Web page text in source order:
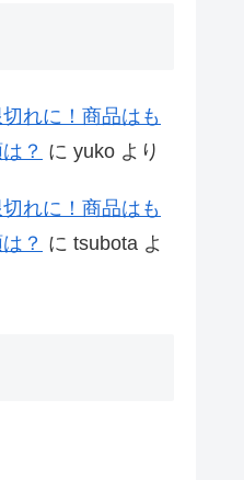
れに！商品はも
？ に yuko より
れに！商品はも
？ に tsubota よ